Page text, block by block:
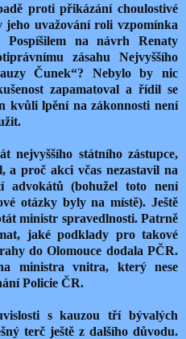
proti přikázání choulostivé
jeho uvažování roli vzpomínka
na návrh Renaty
zásahu Nejvyššího
Čunek“? Nebylo by nic
zapamatoval a řídil se
kvůli lpění na zákonnosti není
nejvyššího státního zástupce,
proč akci včas nezastavil na
advokátů (bohužel toto není
otázky byly na místě). Ještě
ministr spravedlnosti. Patrně
jaké podklady pro takové
do Olomouce dodala PČR.
ministra vnitra, který nese
Policie ČR.
s kauzou tří bývalých
terč ještě z dalšího důvodu.